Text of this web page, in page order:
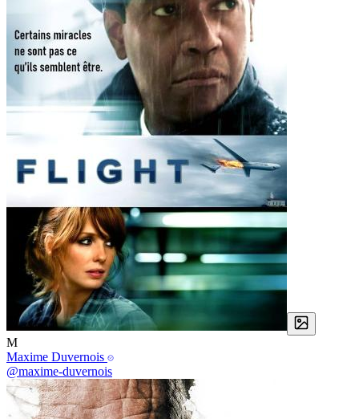
M
Maxime Duvernois
@maxime-duvernois